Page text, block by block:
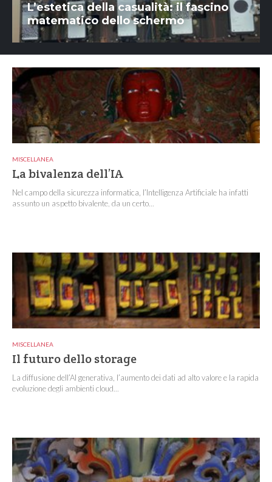
L’estetica della casualità: il fascino
matematico dello schermo
MISCELLANEA
La bivalenza dell’IA
Nel campo della sicurezza informatica, l’Intelligenza Artificiale ha infatti
assunto un aspetto bivalente, da un certo...
MISCELLANEA
Il futuro dello storage
La diffusione dell’AI generativa, l’aumento dei dati ad alto valore e la rapida
evoluzione degli ambienti cloud...